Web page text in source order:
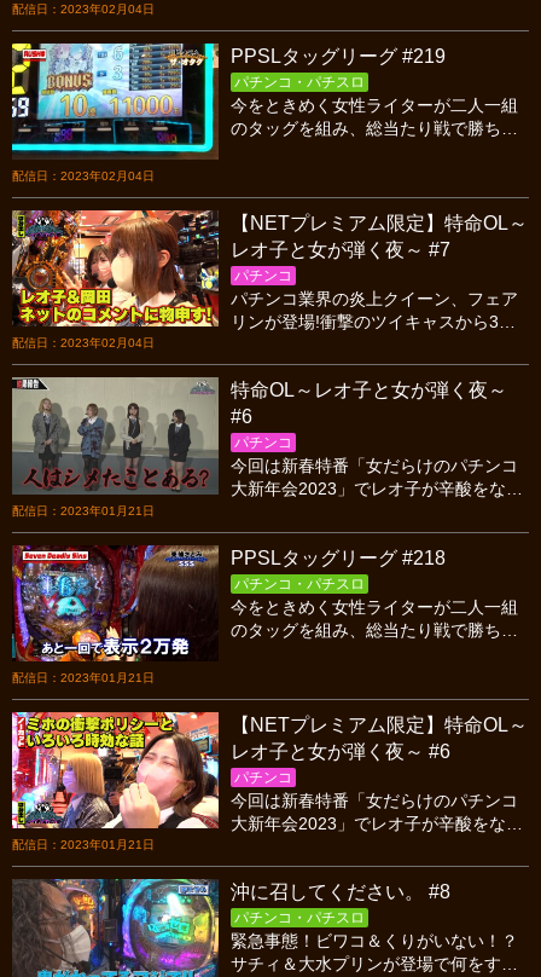
配信日：2023年02月04日
とする中、容赦のないレオ子のツッコ
ミにフェアリン悲鳴!?
配信日：2023年02月04日
PPSLタッグリーグ #219
パチンコ・パチスロ
今をときめく女性ライターが二人一組
のタッグを組み、総当たり戦で勝ち点
戦です！
配信日：2023年02月04日
【NETプレミアム限定】特命OL～
レオ子と女が弾く夜～ #7
パチンコ
パチンコ業界の炎上クイーン、フェア
リンが登場!衝撃のツイキャスから3日
とする中、容赦のないレオ子のツッコ
ミにフェアリン悲鳴!?
配信日：2023年01月21日
特命OL～レオ子と女が弾く夜～
#6
パチンコ
今回は新春特番「女だらけのパチンコ
大新年会2023」でレオ子が辛酸をなめ
ルトにすがりながらも勝利を目指す特
命の4人だが・・・
配信日：2023年01月21日
PPSLタッグリーグ #218
パチンコ・パチスロ
今をときめく女性ライターが二人一組
のタッグを組み、総当たり戦で勝ち点
す！
配信日：2023年01月21日
【NETプレミアム限定】特命OL～
レオ子と女が弾く夜～ #6
パチンコ
今回は新春特番「女だらけのパチンコ
大新年会2023」でレオ子が辛酸をなめ
ルトにすがりながらも勝利を目指す特
命の4人だが・・・
沖に召してください。 #8
パチンコ・パチスロ
緊急事態！ビワコ＆くりがいない！？
サチィ＆大水プリンが登場で何をす